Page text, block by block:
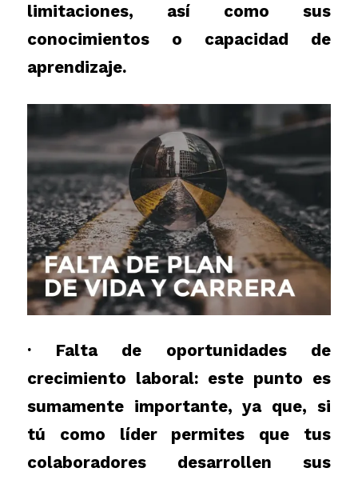
limitaciones, así como sus
conocimientos o capacidad de
aprendizaje.
· Falta de oportunidades de
crecimiento laboral: este punto es
sumamente importante, ya que, si
tú como líder permites que tus
colaboradores desarrollen sus